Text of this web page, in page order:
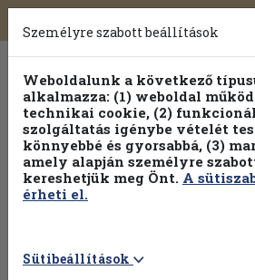
Toggle
navigation
Személyre szabott beállítások
Weboldalunk a következő
alkalmazza: (1) weboldal
technikai cookie, (2)
szolgáltatás igénybe vételét
könnyebbé és gyorsabbá, (3)
amely alapján személyre
kereshetjük meg Önt. A
érheti el.
Sütibeállítások